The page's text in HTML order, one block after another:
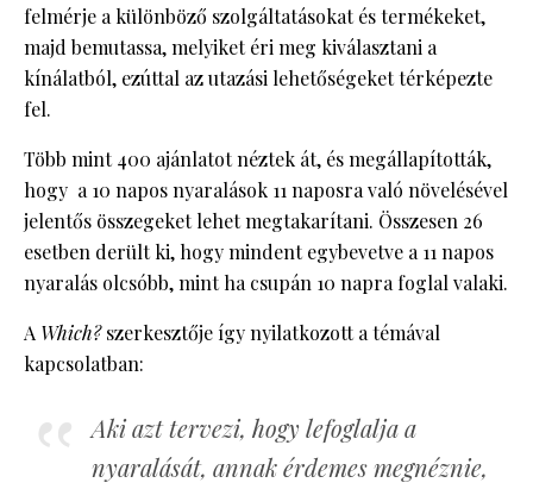
felmérje a különböző szolgáltatásokat és termékeket,
majd bemutassa, melyiket éri meg kiválasztani a
kínálatból, ezúttal az utazási lehetőségeket térképezte
fel.
Több mint 400 ajánlatot néztek át, és megállapították,
hogy a 10 napos nyaralások 11 naposra való növelésével
jelentős összegeket lehet megtakarítani. Összesen 26
esetben derült ki, hogy mindent egybevetve a 11 napos
nyaralás olcsóbb, mint ha csupán 10 napra foglal valaki.
A Which?szerkesztője így nyilatkozott a témával
kapcsolatban:
Aki azt tervezi, hogy lefoglalja a
nyaralását, annak érdemes megnéznie,